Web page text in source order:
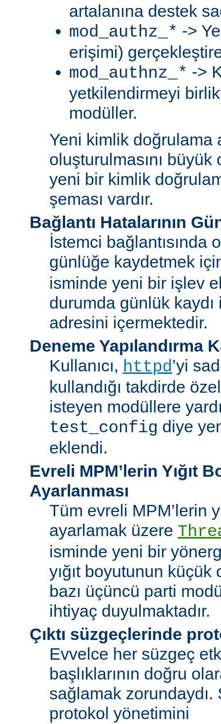
artalanına destek
mod_authz_* ->
erişimi)
mod_authnz_* ->
yetkilendirmeyi
modüller.
Yeni kimlik doğrulama
oluşturulmasını
yeni bir kimlik
şeması vardır.
Bağlantı Hatalarının
İstemci bağlantısında
günlüğe kaydetmek
isminde yeni bir işlev
durumda günlük
adresini içermektedir.
Deneme Yapılandırma
Kullanıcı, httpd’yi
kullandığı takdirde
isteyen modüllere
test_config diye
eklendi.
Evreli MPM’lerin Yığıt
Ayarlanması
Tüm evreli MPM’lerin
ayarlamak üzere
isminde yeni bir
yığıt boyutunun
bazı üçüncü parti
ihtiyaç duyulmaktadır.
Çıktı süzgeçlerinde
Evvelce her süzgeç
başlıklarının doğru
sağlamak zorundaydı.
protokol yönetimini